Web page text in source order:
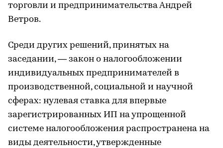
торговли и предпринимательства Андрей
Ветров.
Среди других решений, принятых на
заседании, — закон о налогообложении
индивидуальных предпринимателей в
производственной, социальной и научной
сферах: нулевая ставка для впервые
зарегистрированных ИП на упрощенной
системе налогообложения распространена на
виды деятельности, утвержденные